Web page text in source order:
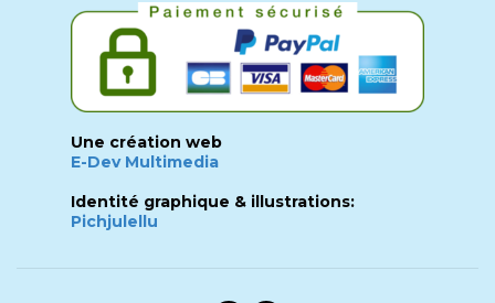
Une création web
E-Dev Multimedia
Identité graphique & illustrations:
Pichjulellu